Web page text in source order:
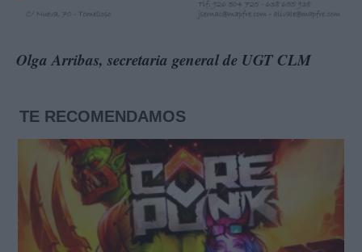
Olga Arribas, secretaria general de UGT CLM
TE RECOMENDAMOS